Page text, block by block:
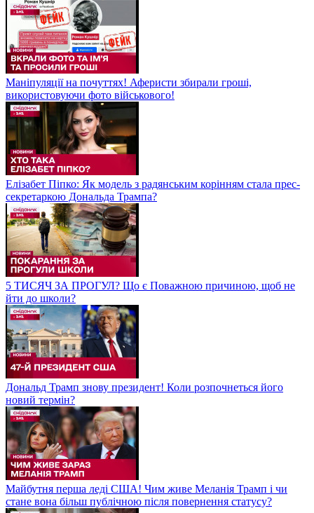
Маніпуляції на почуттях! Аферисти збирали гроші,
використовуючи фото військового!
Елізабет Піпко: Як модель з радянським корінням стала прес-
секретаркою Дональда Трампа?
5 ТИСЯЧ ЗА ПРОГУЛ? Що є Поважною причиною, щоб не
йти до школи?
Дональд Трамп знову президент! Коли розпочнеться його
новий термін?
Майбутня перша леді США! Чим живе Меланія Трамп і чи
стане вона більш публічною після повернення статусу?